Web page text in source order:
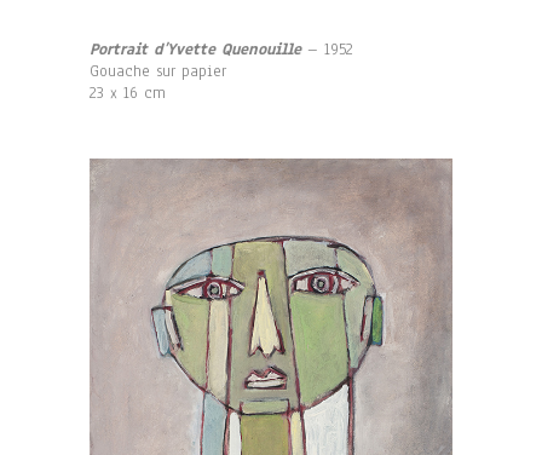
Portrait d’Yvette Quenouille – 1952
Gouache sur papier
23 x 16 cm